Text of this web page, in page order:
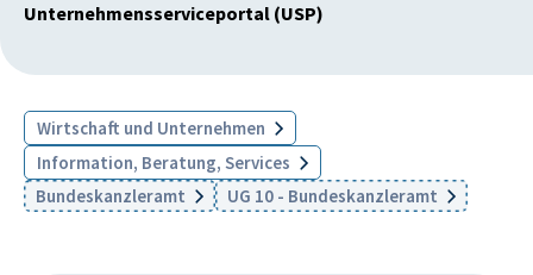
Unternehmensserviceportal (USP)
Wirtschaft und Unternehmen
Information, Beratung, Services
Bundeskanzleramt
UG 10 - Bundeskanzleramt